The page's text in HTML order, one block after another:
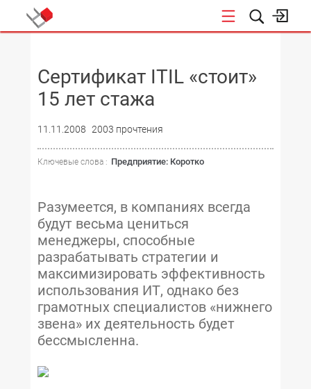
Сертификат ITIL «стоит»
15 лет стажа
11.11.2008 2003 прочтения
Ключевые слова : Предприятие: Коротко
Разумеется, в компаниях всегда
будут весьма цениться
менеджеры, способные
разрабатывать стратегии и
максимизировать эффективность
использования ИТ, однако без
грамотных специалистов «нижнего
звена» их деятельность будет
бессмысленна.